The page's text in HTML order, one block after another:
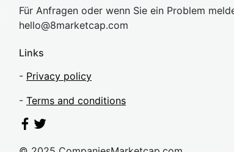
Für Anfragen oder wenn Sie ein Problem
hello@8marketcap.com
Links
- Privacy policy
- Terms and conditions